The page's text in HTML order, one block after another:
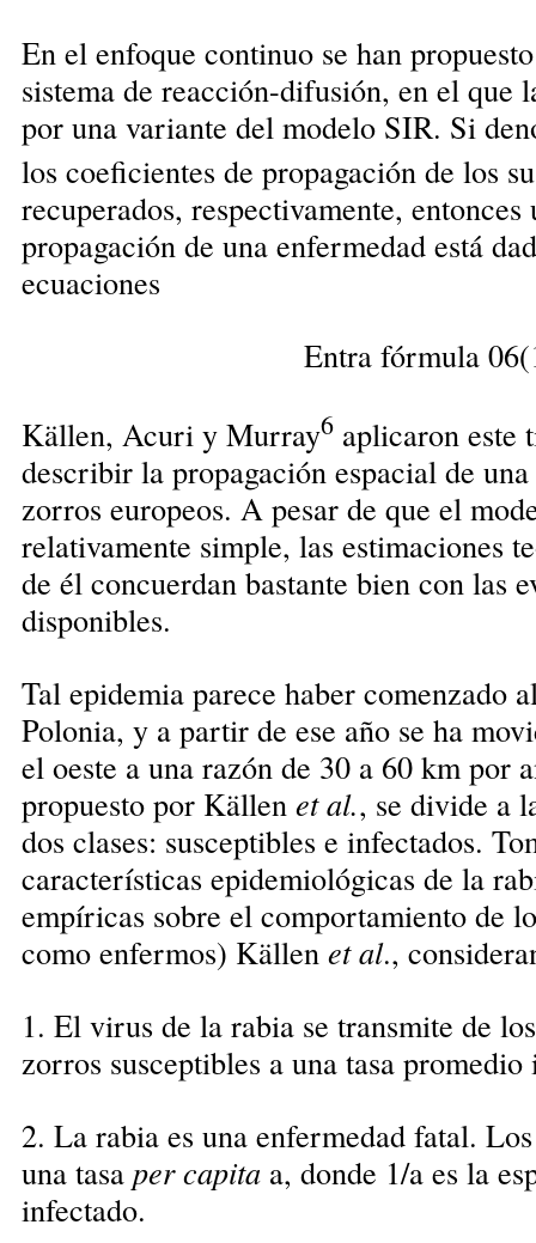
En el enfoque continuo se han
sistema de reacción-difusión, en el que
por una variante del modelo SIR. Si
los coeficientes de propagación de los
recuperados, respectivamente,
propagación de una enfermedad está
ecuaciones
Entra fórmula
Källen, Acuri y Murray6 aplicaron este
describir la propagación espacial de
zorros europeos. A pesar de que el
relativamente simple, las estimaciones
de él concuerdan bastante bien con las
disponibles.
Tal epidemia parece haber comenzado
Polonia, y a partir de ese año se ha
el oeste a una razón de 30 a 60 km por
propuesto por Källen et al., se divide a
dos clases: susceptibles e infectados.
características epidemiológicas de la
empíricas sobre el comportamiento de
como enfermos) Källen et al.,
1. El virus de la rabia se transmite de
zorros susceptibles a una tasa
2. La rabia es una enfermedad fatal.
una tasa per capita a, donde 1/a es la
infectado.